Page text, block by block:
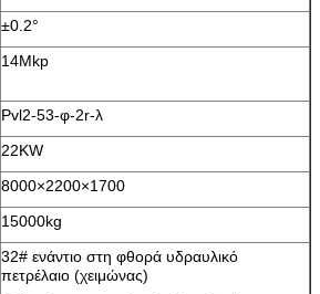
±0.2°
14Mkp
Pvl2-53-φ-2r-λ
22KW
8000×2200×1700
15000kg
32# ενάντιο στη φθορά υδραυλικό
πετρέλαιο (χειμώνας)